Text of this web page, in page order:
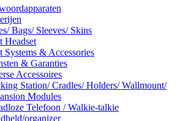
Bags/ Sleeves/ Skins
Headset
Systems & Accessories
& Garanties
Accessoires
Station/ Cradles/ Holders/ Wallmount/
Modules
Telefoon / Walkie-talkie
organizer